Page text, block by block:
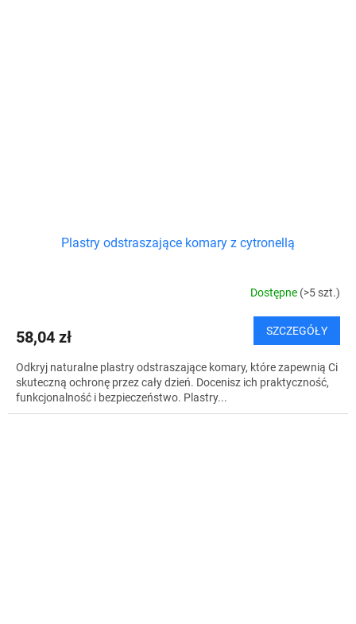
Plastry odstraszające komary z cytronellą
Dostępne (>5 szt.)
58,04 zł SZCZEGÓŁY
Odkryj naturalne plastry odstraszające komary, które zapewnią Ci
skuteczną ochronę przez cały dzień. Docenisz ich praktyczność,
funkcjonalność i bezpieczeństwo. Plastry...